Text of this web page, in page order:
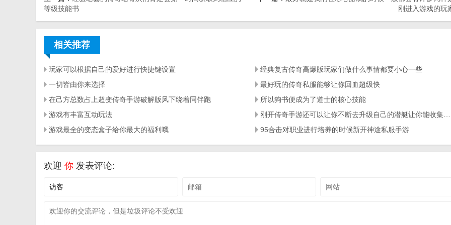
等级技能书
刚进入游戏的玩
相关推荐
玩家可以根据自己的爱好进行快捷键设置
经典复古传奇高爆版玩家们做什么事情都要小心一些
一切皆由你来选择
最好玩的传奇私服能够让你回血超级快
在己方总数占上超变传奇手游破解版风下绕着同伴跑
所以狗书便成为了道士的核心技能
游戏有丰富互动玩法
刚开传奇手游还可以让你不断去升级自己的潜艇让你能收集更多稀有的物资
游戏最全的变态盒子给你最大的福利哦
95合击对职业进行培养的时候新开神途私服手游
欢迎 你 发表评论: